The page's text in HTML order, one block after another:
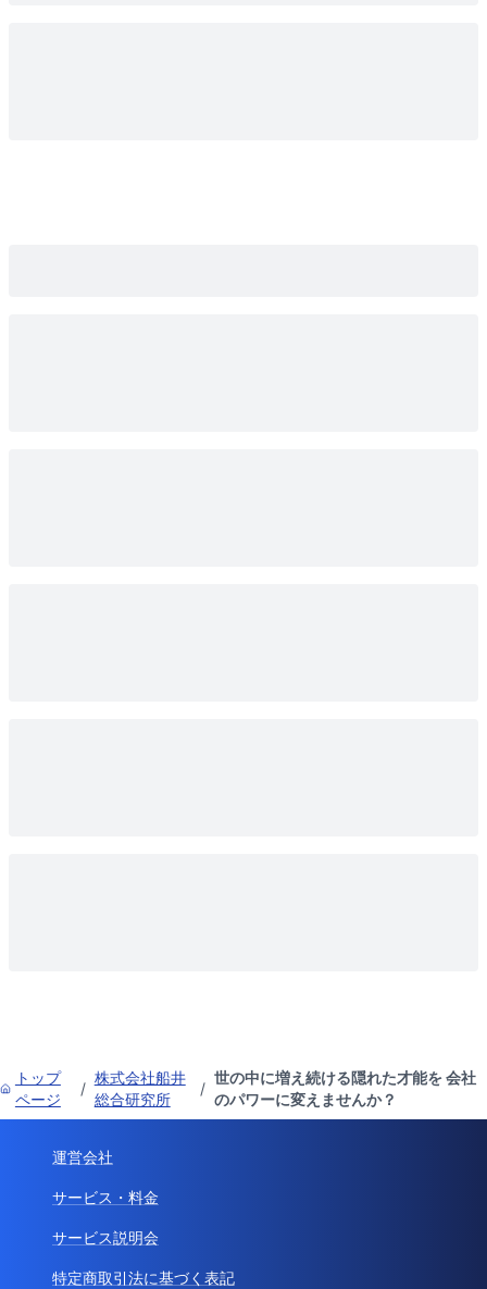
トップ
ページ
/
株式会社船井
総合研究所
/
世の中に増え続ける隠れた才能を 会社
のパワーに変えませんか？
運営会社
サービス・料金
サービス説明会
特定商取引法に基づく表記